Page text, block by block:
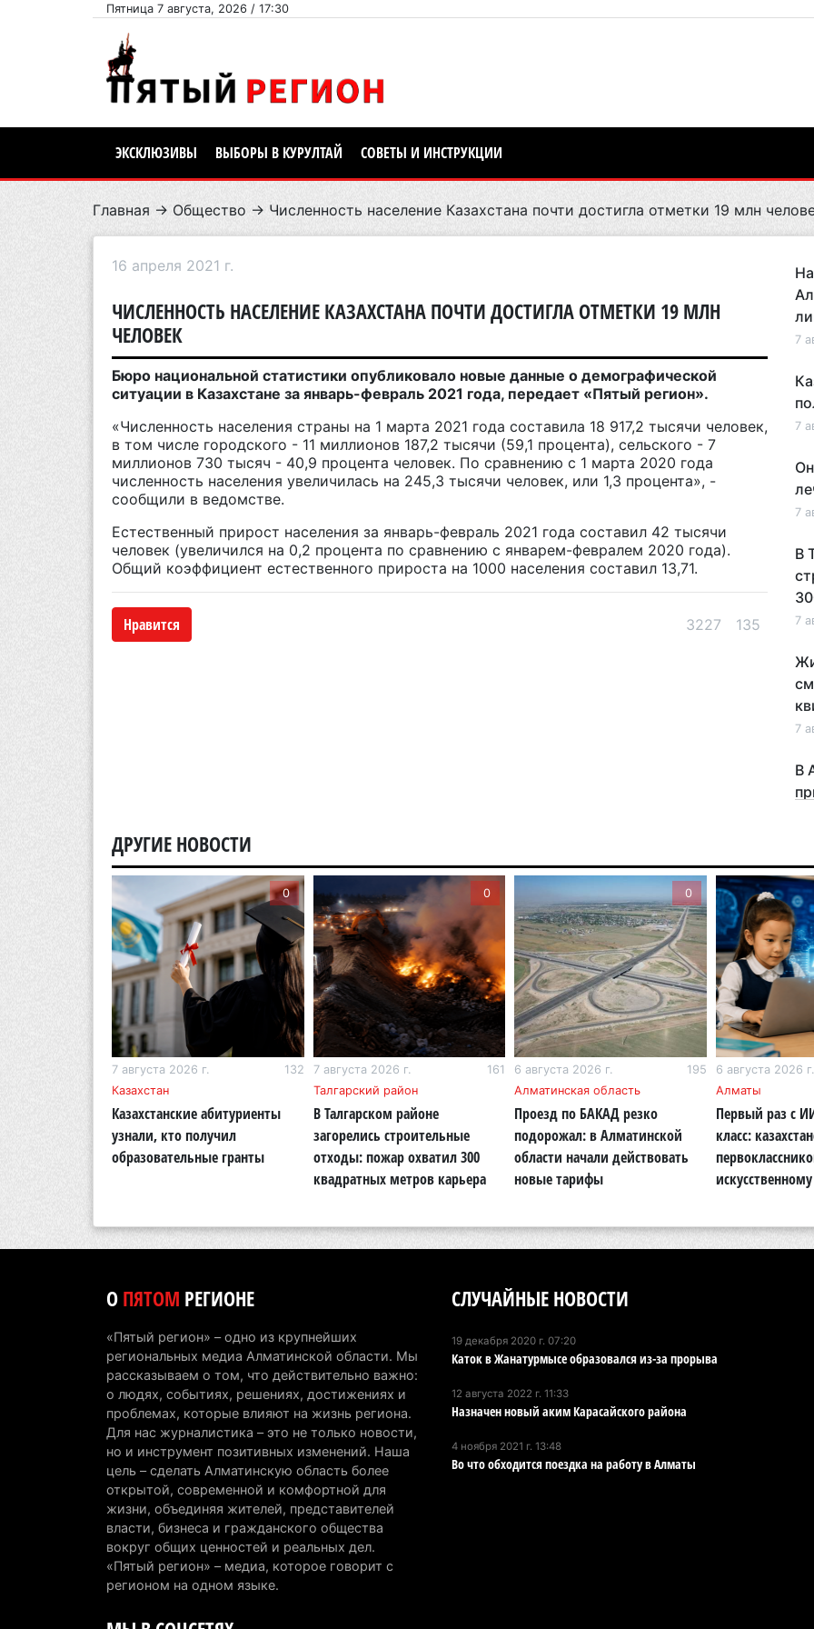
Пятница 7 августа, 2026 / 17:30
ЭКСКЛЮЗИВЫ ВЫБОРЫ В КУРУЛТАЙ СОВЕТЫ И ИНСТРУКЦИИ
Главная → Общество → Численность население Казахстана почти достигла отметки 19 млн
16 апреля 2021 г.
ЧИСЛЕННОСТЬ НАСЕЛЕНИЕ КАЗАХСТАНА ПОЧТИ ДОСТИГЛА ОТМЕТКИ 19 МЛН
ЧЕЛОВЕК
Бюро национальной статистики опубликовало новые данные о демографической
ситуации в Казахстане за январь-февраль 2021 года, передает «Пятый регион».
«Численность населения страны на 1 марта 2021 года составила 18 917,2 тысячи человек,
в том числе городского - 11 миллионов 187,2 тысячи (59,1 процента), сельского - 7
миллионов 730 тысяч - 40,9 процента человек. По сравнению с 1 марта 2020 года
численность населения увеличилась на 245,3 тысячи человек, или 1,3 процента», -
сообщили в ведомстве.
Естественный прирост населения за январь-февраль 2021 года составил 42 тысячи
человек (увеличился на 0,2 процента по сравнению с январем-февралем 2020 года).
Общий коэффициент естественного прироста на 1000 населения составил 13,71.
Нравится 3227 135
7
7
7
В
7
7
В
6
6
6
6
5
5
ДРУГИЕ НОВОСТИ
0
7 августа 2026 г.
132
Казахстан
Казахстанские абитуриенты
узнали, кто получил
образовательные гранты
0
7 августа 2026 г.
161
Талгарский район
В Талгарском районе
загорелись строительные
отходы: пожар охватил 300
квадратных метров карьера
0
6 августа 2026 г.
195
Алматинская область
Проезд по БАКАД резко
подорожал: в Алматинской
области начали действовать
новые тарифы
6 августа 2026 г.
Алматы
Первый раз с
класс:
ОПЯТОМ РЕГИОНЕ
«Пятый регион» – одно из крупнейших
региональных медиа Алматинской области. Мы
рассказываем о том, что действительно важно:
о людях, событиях, решениях, достижениях и
проблемах, которые влияют на жизнь региона.
Для нас журналистика – это не только новости,
но и инструмент позитивных изменений. Наша
цель – сделать Алматинскую область более
открытой, современной и комфортной для
жизни, объединяя жителей, представителей
власти, бизнеса и гражданского общества
вокруг общих ценностей и реальных дел.
«Пятый регион» – медиа, которое говорит с
регионом на одном языке.
СЛУЧАЙНЫЕ НОВОСТИ
19 декабря 2020 г. 07:20
Каток в Жанатурмысе образовался из-за прорыва
12 августа 2022 г. 11:33
Назначен новый аким Карасайского района
4 ноября 2021 г. 13:48
Во что обходится поездка на работу в Алматы